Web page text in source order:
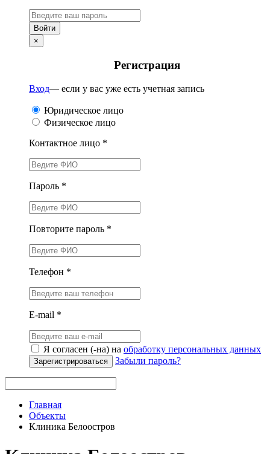
×
Регистрация
Вход— если у вас уже есть учетная запись
Юридическое лицо
Физическое лицо
Контактное лицо *
Пароль *
Повторите пароль *
Телефон *
E-mail *
Я согласен (-на) на обработку персональных данных
Зарегистрироваться Забыли пароль?
Главная
Объекты
Клиника Белоостров